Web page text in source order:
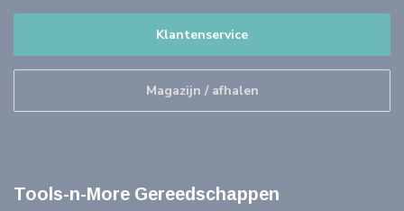
Klantenservice
Magazijn / afhalen
Tools-n-More Gereedschappen